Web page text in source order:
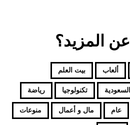
المزيد؟
ألعاب بيت العلم
تكنولوجيا رياضة
عام مال و أعمال منوعات